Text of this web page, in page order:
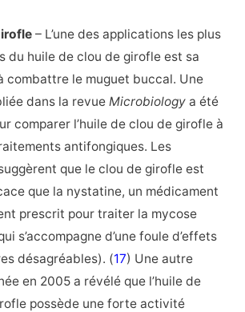
– L’une des applications les plus
du huile de clou de girofle est sa
combattre le muguet buccal. Une
dans la revue Microbiologya été
comparer l’huile de clou de girofle à
antifongiques. Les
que le clou de girofle est
que la nystatine, un médicament
prescrit pour traiter la mycose
s’accompagne d’une foule d’effets
désagréables). (17) Une autre
en 2005 a révélé que l’huile de
possède une forte activité